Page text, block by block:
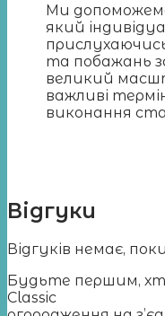
Ми
який
та побажань
великий
важливі
виконання
Відгуки
Відгуків немає,
Будьте першим,
Classic